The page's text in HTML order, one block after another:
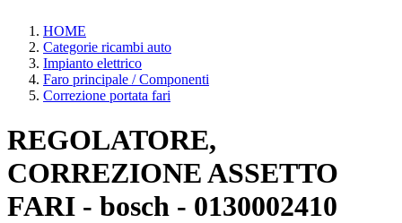
HOME
Categorie ricambi auto
Impianto elettrico
Faro principale / Componenti
Correzione portata fari
REGOLATORE,
CORREZIONE ASSETTO
FARI - bosch - 0130002410